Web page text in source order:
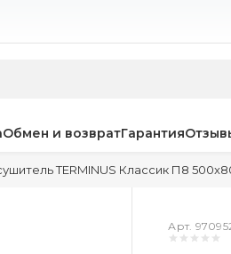
Обмен и возвратГарантия
TERMINUS Классик П8
Арт.